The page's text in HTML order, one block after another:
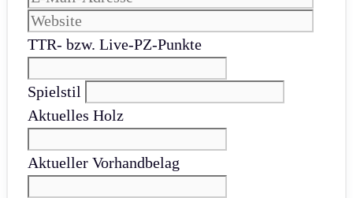
TTR- bzw. Live-PZ-Punkte
Spielstil
Aktuelles Holz
Aktueller Vorhandbelag